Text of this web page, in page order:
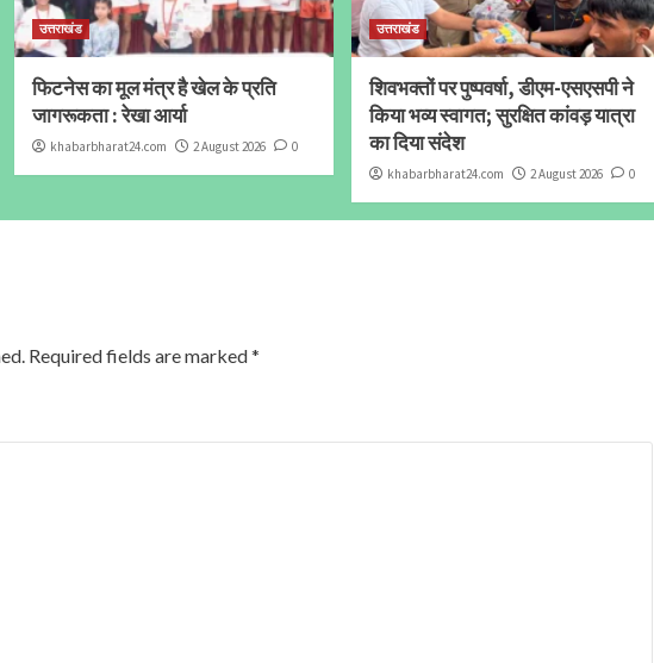
उत्तराखंड
फिटनेस का मूल मंत्र है खेल के प्रति
जागरूकता : रेखा आर्या
khabarbharat24.com 2 August 2026 0
उत्तराखंड
शिवभक्तों पर पुष्पवर्षा, डीएम-एसएसपी ने
किया भव्य स्वागत; सुरक्षित कांवड़ यात्रा
का दिया संदेश
khabarbharat24.com 2 August 2026 0
Required fields are marked*